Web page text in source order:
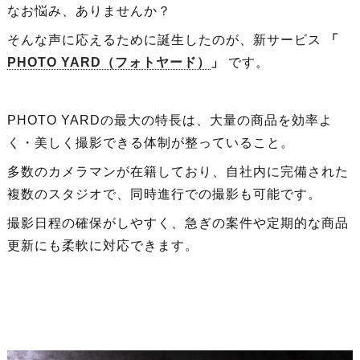
なお悩み、ありませんか？
そんな声に応えるために誕生したのが、新サービス
「
PHOTO YARD（フォトヤード）
」 です。
PHOTO YARDの最大の特長は、大量の商品を効率よ
く・美しく撮影できる体制が整っていること。
多数のカメラマンが在籍しており、自社内に完備された
複数のスタジオで、同時進行での撮影も可能です。
撮影日程の確保がしやすく、急ぎの案件や定期的な商品
更新にも柔軟に対応できます。